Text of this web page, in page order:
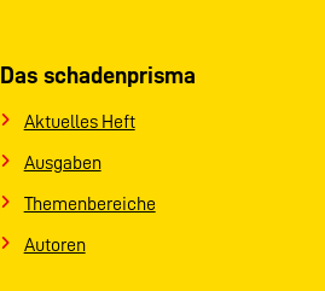
Das schadenprisma
Aktuelles Heft
Ausgaben
Themenbereiche
Autoren